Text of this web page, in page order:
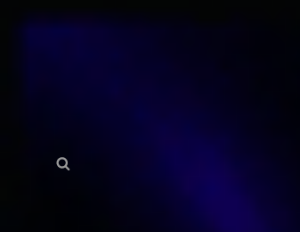
Search
Search